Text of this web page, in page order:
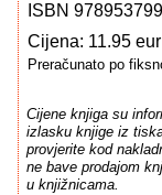
ISBN
Cijena: 11.95 eur
Preračunato po
Cijene knjiga su
izlasku knjige iz
provjerite kod
ne bave prodajom
u knjižnicama.